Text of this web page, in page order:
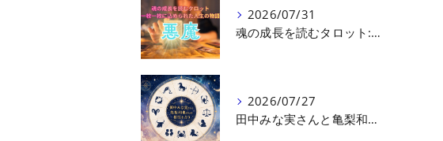
2026/07/31
魂の成長を読むタロット:悪魔（第十七回目）｜大阪・箕面占いスクールラブアンドライト
2026/07/27
田中みな実さんと亀梨和也さんの相性を読む｜大阪・箕面占いスクールラブアンドライト